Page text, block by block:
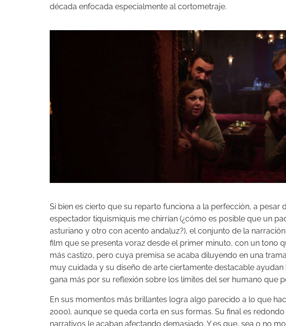
década enfocada especialmente al cortometraje.
Si bien es cierto que su reparto funciona a la perfección, a pesar
espectador tiquismiquis me chirrían (¿cómo es posible que un
asturiano y otro con acento andaluz?), el conjunto de la
film que se presenta voraz desde el primer minuto, con un tono
más castizo, pero cuya premisa se acaba diluyendo en una
muy cuidada y su diseño de arte ciertamente destacable ayudan
gana más por su reflexión sobre los límites del ser humano que
En sus momentos más brillantes logra algo parecido a lo que
2000), aunque se queda corta en sus formas. Su final es
narrativos le acaban afectando demasiado. Y es que, sea o no